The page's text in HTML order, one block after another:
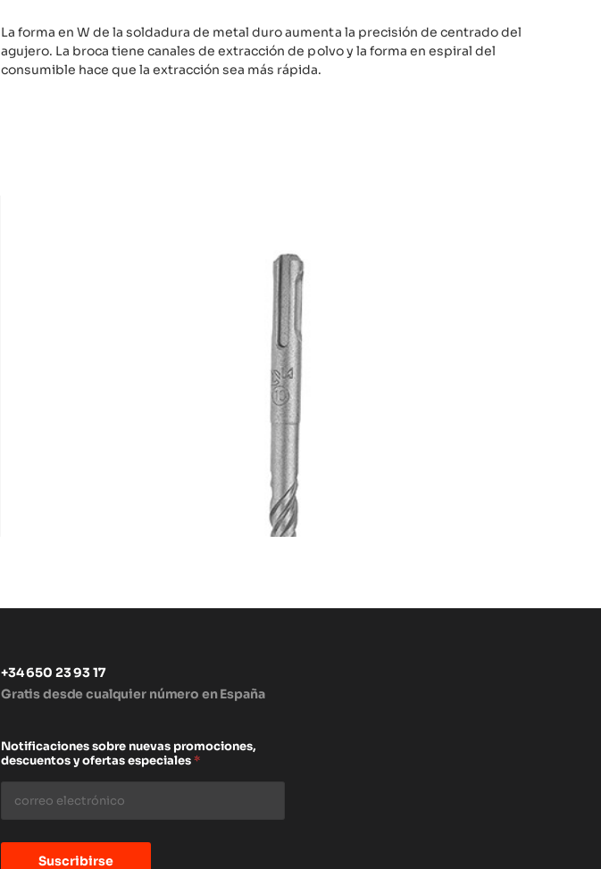
La forma en W de la soldadura de metal duro aumenta la precisión de centrado del
agujero. La broca tiene canales de extracción de polvo y la forma en espiral del
consumible hace que la extracción sea más rápida.
+34 650 23 93 17
Gratis desde cualquier número en España
Notificaciones sobre nuevas promociones,
descuentos y ofertas especiales*
Suscribirse